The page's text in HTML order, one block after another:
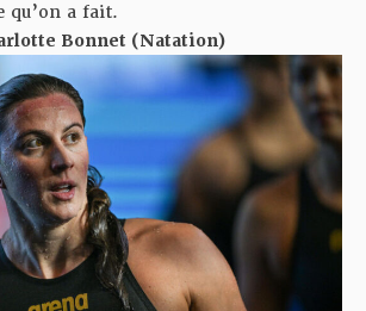
qu’on a fait.
Bonnet (Natation)